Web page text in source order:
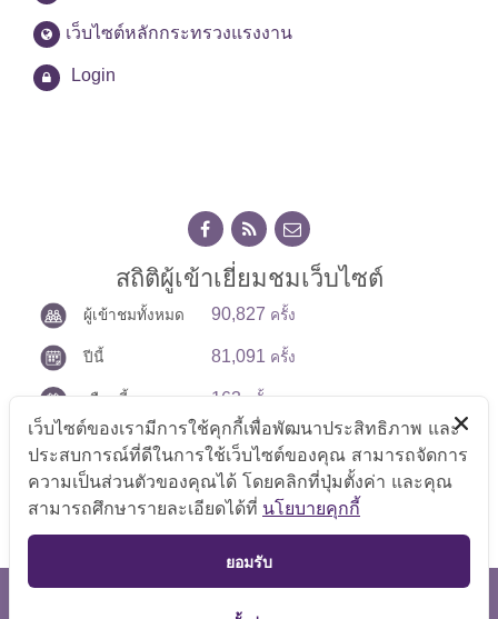
เว็บไซต์หลักกระทรวงแรงงาน
Login
สถิติผู้เข้าเยี่ยมชมเว็บไซต์
ผู้เข้าชมทั้งหมด 90,827 ครั้ง
ปีนี้ 81,091 ครั้ง
เดือนนี้ 163 ครั้ง
14ครั้ง
TOP
เว็บไซต์ของเรามีการใช้คุกกี้เพื่อพัฒนาประสิทธิภาพ และ
ประสบการณ์ที่ดีในการใช้เว็บไซต์ของคุณ สามารถจัดการ
ความเป็นส่วนตัวของคุณได้ โดยคลิกที่ปุ่มตั้งค่า และคุณ
สามารถศึกษารายละเอียดได้ที่ นโยบายคุกกี้
ยอมรับ